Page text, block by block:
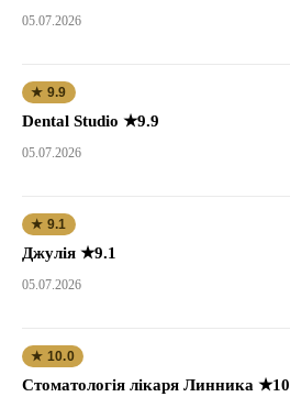
05.07.2026
★ 9.9
Dental Studio ★9.9
05.07.2026
★ 9.1
Джулія ★9.1
05.07.2026
★ 10.0
Стоматологія лікаря Линника ★10